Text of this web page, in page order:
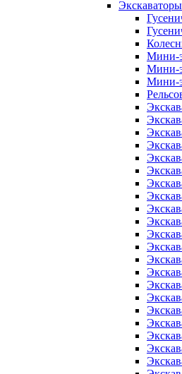
Экскаваторы
Мини-
Мини-
Мини-